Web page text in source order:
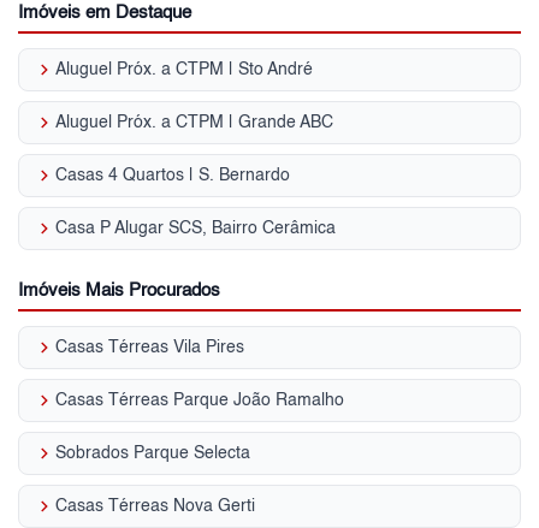
Imóveis em Destaque
keyboard_arrow_right Aluguel Próx. a CTPM | Sto André
keyboard_arrow_right Aluguel Próx. a CTPM | Grande ABC
keyboard_arrow_right Casas 4 Quartos | S. Bernardo
keyboard_arrow_right Casa P Alugar SCS, Bairro Cerâmica
Imóveis Mais Procurados
keyboard_arrow_right Casas Térreas Vila Pires
keyboard_arrow_right Casas Térreas Parque João Ramalho
keyboard_arrow_right Sobrados Parque Selecta
keyboard_arrow_right Casas Térreas Nova Gerti